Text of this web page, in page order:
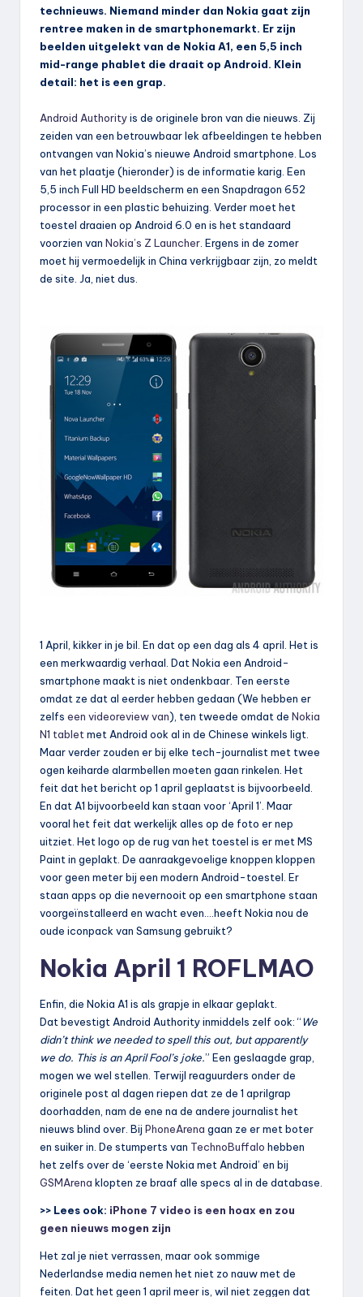
technieuws. Niemand minder dan Nokia gaat zijn
rentree maken in de smartphonemarkt. Er zijn
beelden uitgelekt van de Nokia A1, een 5,5 inch
mid-range phablet die draait op Android. Klein
detail: het is een grap.
Android Authorityis de originele bron van die nieuws. Zij
zeiden van een betrouwbaar lek afbeeldingen te hebben
ontvangen van Nokia’s nieuwe Android smartphone. Los
van het plaatje (hieronder) is de informatie karig. Een
5,5 inch Full HD beeldscherm en een Snapdragon 652
processor in een plastic behuizing. Verder moet het
toestel draaien op Android 6.0 en is het standaard
voorzien van Nokia’s Z Launcher . Ergens in de zomer
moet hij vermoedelijk in China verkrijgbaar zijn, zo meldt
de site. Ja, niet dus.
1 April, kikker in je bil. En dat op een dag als 4 april. Het is
een merkwaardig verhaal. Dat Nokia een Android-
smartphone maakt is niet ondenkbaar. Ten eerste
omdat ze dat al eerder hebben gedaan (We hebben er
zelfs een videoreview van), ten tweede omdat de Nokia
N1 tablet met Android ook al in de Chinese winkels ligt.
Maar verder zouden er bij elke tech-journalist met twee
ogen keiharde alarmbellen moeten gaan rinkelen. Het
feit dat het bericht op 1 april geplaatst is bijvoorbeeld.
En dat A1 bijvoorbeeld kan staan voor ‘April 1’. Maar
vooral het feit dat werkelijk alles op de foto er nep
uitziet. Het logo op de rug van het toestel is er met MS
Paint in geplakt. De aanraakgevoelige knoppen kloppen
voor geen meter bij een modern Android-toestel. Er
staan apps op die nevernooit op een smartphone staan
voorgeïnstalleerd en wacht even….heeft Nokia nou de
oude iconpack van Samsung gebruikt?
Nokia April 1 ROFLMAO
Enfin, die Nokia A1 is als grapje in elkaar geplakt.
Dat bevestigt Android Authority inmiddels zelf ook: “We
didn’t think we needed to spell this out, but apparently
we do. This is an April Fool’s joke.” Een geslaagde grap,
mogen we wel stellen. Terwijl reaguurders onder de
originele post al dagen riepen dat ze de 1 aprilgrap
doorhadden, nam de ene na de andere journalist het
nieuws blind over. Bij PhoneArena gaan ze er met boter
en suiker in. De stumperts van TechnoBuffalo hebben
het zelfs over de ‘eerste Nokia met Android’ en bij
GSMArena klopten ze braaf alle specs al in de database.
>> Lees ook: iPhone 7 video is een hoax en zou
geen nieuws mogen zijn
Het zal je niet verrassen, maar ook sommige
Nederlandse media nemen het niet zo nauw met de
feiten. Dat het geen 1 april meer is, wil niet zeggen dat